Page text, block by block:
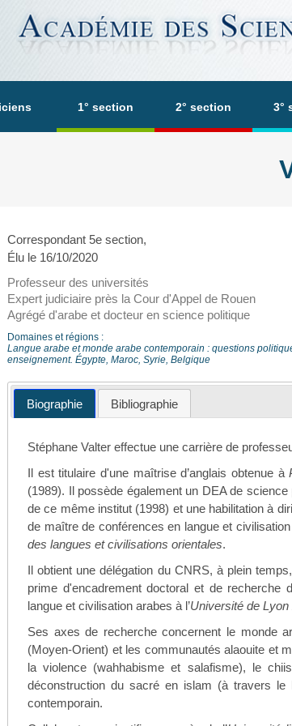
1° section 2° section 3°
Correspondant 5e section,
Élu le 16/10/2020
Professeur des universités
Expert judiciaire près la Cour d'Appel de Rouen
Agrégé d'arabe et docteur en science politique
Domaines et régions :
Langue arabe et monde arabe contemporain : questions
enseignement. Égypte, Maroc, Syrie, Belgique
Biographie Bibliographie
Stéphane Valter effectue une carrière de
Il est titulaire d'une maîtrise d’anglais obtenue à
(1989). Il possède également un DEA de science
de ce même institut (1998) et une habilitation à
de maître de conférences en langue et civilisation
des langues et civilisations orientales.
Il obtient une délégation du CNRS, à plein
prime d'encadrement doctoral et de recherche
langue et civilisation arabes à l’Université de Lyon
Ses axes de recherche concernent le monde
(Moyen-Orient) et les communautés alaouite et
la violence (wahhabisme et salafisme), le
déconstruction du sacré en islam (à travers le
contemporain.